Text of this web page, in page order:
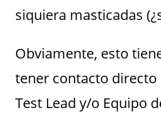
siquiera masticadas
Obviamente, esto
tener contacto directo
Test Lead y/o Equipo